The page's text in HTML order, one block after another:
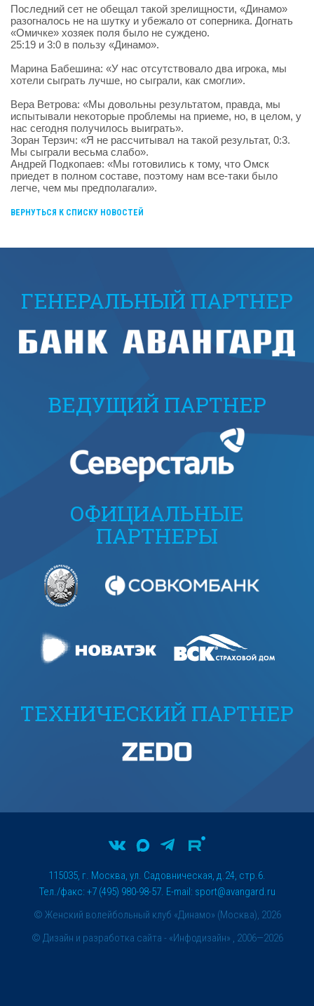
Последний сет не обещал такой зрелищности, «Динамо»
разогналось не на шутку и убежало от соперника. Догнать
«Омичке» хозяек поля было не суждено.
25:19 и 3:0 в пользу «Динамо».
Марина Бабешина: «У нас отсутствовало два игрока, мы
хотели сыграть лучше, но сыграли, как смогли».
Вера Ветрова: «Мы довольны результатом, правда, мы
испытывали некоторые проблемы на приеме, но, в целом, у
нас сегодня получилось выиграть».
Зоран Терзич: «Я не рассчитывал на такой результат, 0:3.
Мы сыграли весьма слабо».
Андрей Подкопаев: «Мы готовились к тому, что Омск
приедет в полном составе, поэтому нам все-таки было
легче, чем мы предполагали».
ВЕРНУТЬСЯ К СПИСКУ НОВОСТЕЙ
ГЕНЕРАЛЬНЫЙ ПАРТНЕР
ВЕДУЩИЙ ПАРТНЕР
ОФИЦИАЛЬНЫЕ
ПАРТНЕРЫ
ТЕХНИЧЕСКИЙ ПАРТНЕР
© Женский волейбольный клуб «Динамо» (Москва), 2026
115035, г. Москва, ул. Садовническая, д.24, стр.6.
Тел./факс: +7 (495) 980-98-57. E-mail: sport@avangard.ru
© Дизайн и разработка сайта - «Инфодизайн» , 2006—2026